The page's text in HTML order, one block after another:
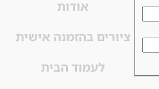
אודות
ציורים בהזמנה אישית
לעמוד הבית